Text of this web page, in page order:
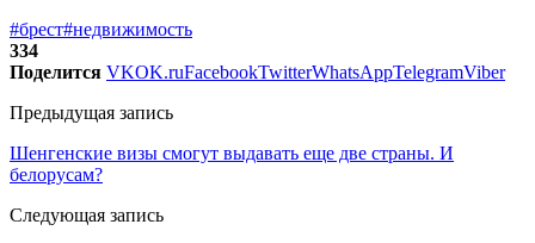
#брест#недвижимость
334
Поделится VKOK.ruFacebookTwitterWhatsAppTelegramViber
Предыдущая запись
Шенгенские визы смогут выдавать еще две страны. И
белорусам?
Следующая запись